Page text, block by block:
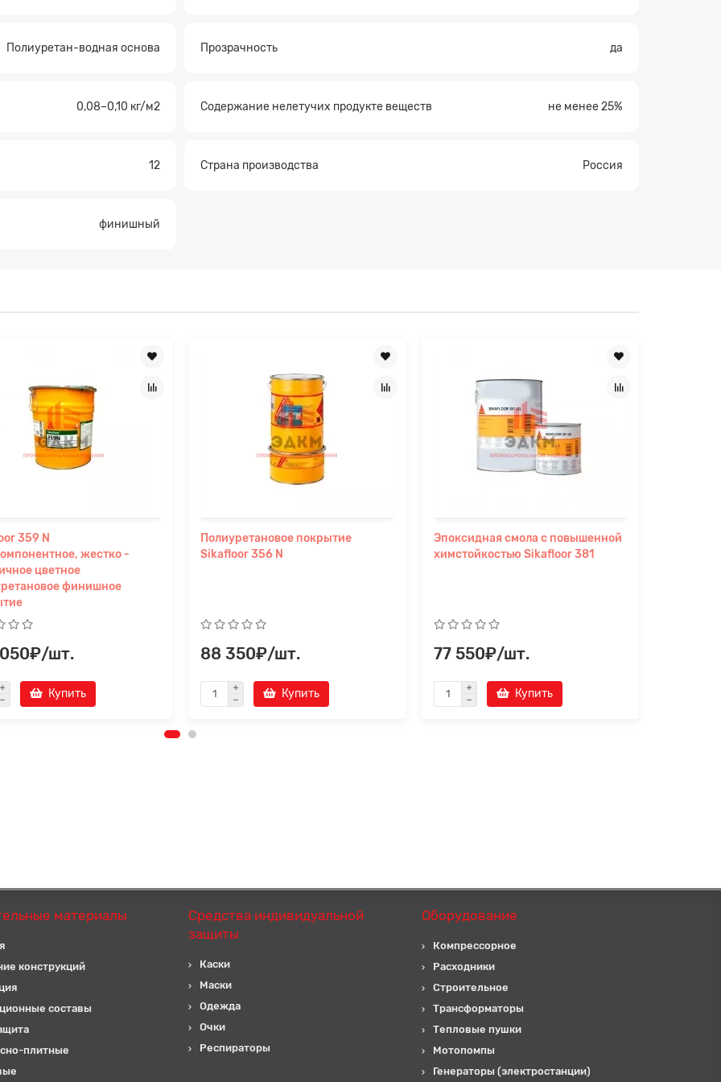
Полиуретан-водная основа Прозрачность да
0,08–0,10 кг/м2 Содержание нелетучих продукте веществ не менее 25%
12 Страна производства Россия
финишный
359 N
жестко -
цветное
финишное
шт.
Купить
Полиуретановое покрытие
Sikafloor 356 N
88 350₽/шт.
Купить
Эпоксидная смола с повышенной
химстойкостью Sikafloor 381
77 550₽/шт.
Купить
материалы
конструкций
составы
плитные
Средства индивидуальной
защиты
Каски
Маски
Одежда
Очки
Респираторы
Оборудование
Компрессорное
Расходники
Строительное
Трансформаторы
Тепловые пушки
Мотопомпы
Генераторы (электростанции)